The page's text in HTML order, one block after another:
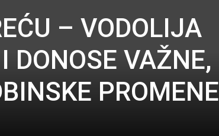
– VODOLIJA
DONOSE VAŽNE,
PROMENE